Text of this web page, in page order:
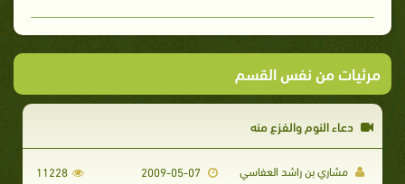
مرئيات من نفس القسم
دعاء النوم والفزع منه
مشاري بن راشد العفاسي 11228